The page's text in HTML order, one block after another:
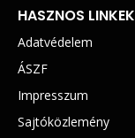
HASZNOS LINKEK
Adatvédelem
ÁSZF
Impresszum
Sajtóközlemény